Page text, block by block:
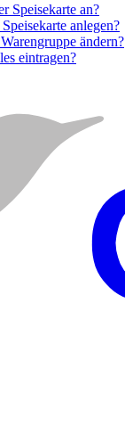
Speisekarte an?
anlegen?
ändern?
eintragen?